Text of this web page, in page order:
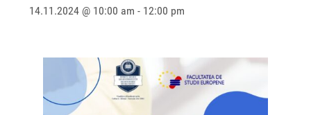
14.11.2024 @ 10:00 am - 12:00 pm